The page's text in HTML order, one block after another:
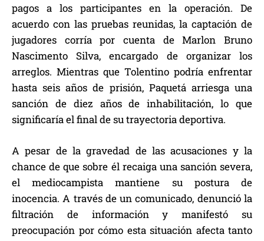
pagos a los participantes en la operación. De
acuerdo con las pruebas reunidas, la captación de
jugadores corría por cuenta de Marlon Bruno
Nascimento Silva, encargado de organizar los
arreglos. Mientras que Tolentino podría enfrentar
hasta seis años de prisión, Paquetá arriesga una
sanción de diez años de inhabilitación, lo que
significaría el final de su trayectoria deportiva.
A pesar de la gravedad de las acusaciones y la
chance de que sobre él recaiga una sanción severa,
el mediocampista mantiene su postura de
inocencia. A través de un comunicado, denunció la
filtración de información y manifestó su
preocupación por cómo esta situación afecta tanto